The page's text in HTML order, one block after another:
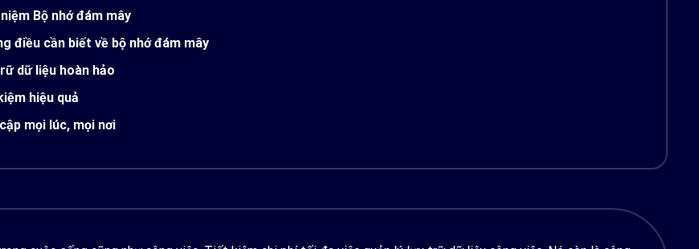
Bộ nhớ đám mây
điều cần biết về bộ nhớ đám mây
dữ liệu hoàn hảo
hiệu quả
mọi lúc, mọi nơi